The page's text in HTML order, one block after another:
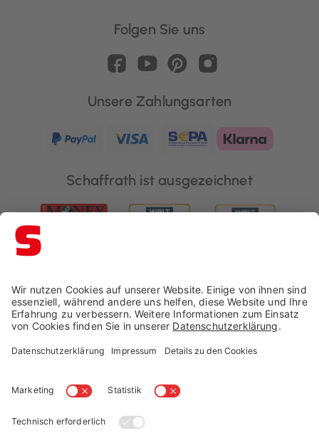
Folgen Sie uns
Unsere Zahlungsarten
Schaffrath ist ausgezeichnet